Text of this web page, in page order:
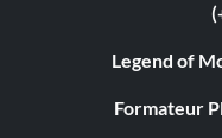
Legend of
Formateur